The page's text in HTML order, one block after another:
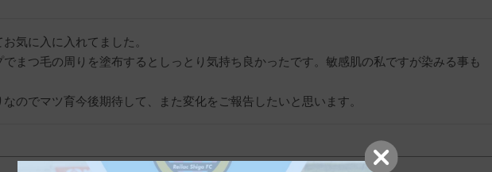
気に入に入れてました。
でまつ毛の周りを塗布するとしっとり気持ち良かったです。敏感肌の私ですが染みる事も
なのでマツ育今後期待して、また変化をご報告したいと思います。